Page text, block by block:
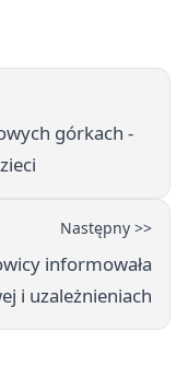
górkach -
Następny >>
informowała
i uzależnieniach